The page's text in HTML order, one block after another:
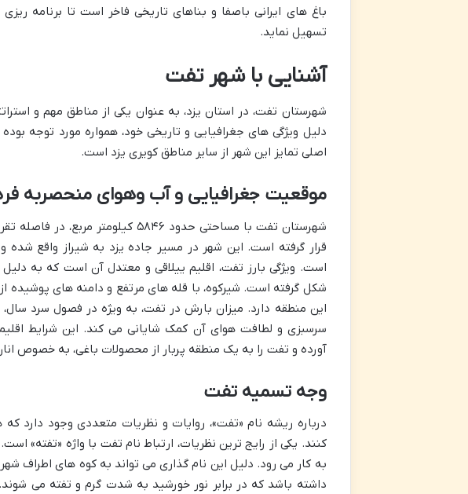
باغ های ایرانی باصفا و بناهای تاریخی فاخر است تا برنامه
تسهیل نماید.
آشنایی با شهر تفت
شهرستان تفت، در استان یزد، به عنوان یکی از مناطق مهم و
دلیل ویژگی های جغرافیایی و تاریخی خود، همواره مورد توجه
اصلی تمایز این شهر از سایر مناطق کویری یزد است.
موقعیت جغرافیایی و آب وهوای منحصربه
قرار گرفته است. این شهر در مسیر جاده یزد به شیراز واقع شده و
است. ویژگی بارز تفت، اقلیم ییلاقی و معتدل آن است که به دلیل
شکل گرفته است. شیرکوه، با قله های مرتفع و دامنه های
این منطقه دارد. میزان بارش در تفت، به ویژه در فصول سرد
سرسبزی و لطافت هوای آن کمک شایانی می کند. این شرایط
آورده و تفت را به یک منطقه پربار از محصولات باغی، به خصوص
وجه تسمیه تفت
درباره ریشه نام «تفت»، روایات و نظریات متعددی وجود دارد
کنند. یکی از رایج ترین نظریات، ارتباط نام تفت با واژه «تفته»
به کار می رود. دلیل این نام گذاری می تواند به کوه های اطراف
داشته باشد که در برابر نور خورشید به شدت گرم و تفته می شوند.